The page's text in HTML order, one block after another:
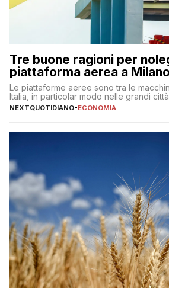
Tre buone ragioni per
piattaforma aerea a Milano
Le piattaforme aeree sono tra le
Italia, in particolar modo nelle grandi
NEXTQUOTIDIANO-ECONOMIA